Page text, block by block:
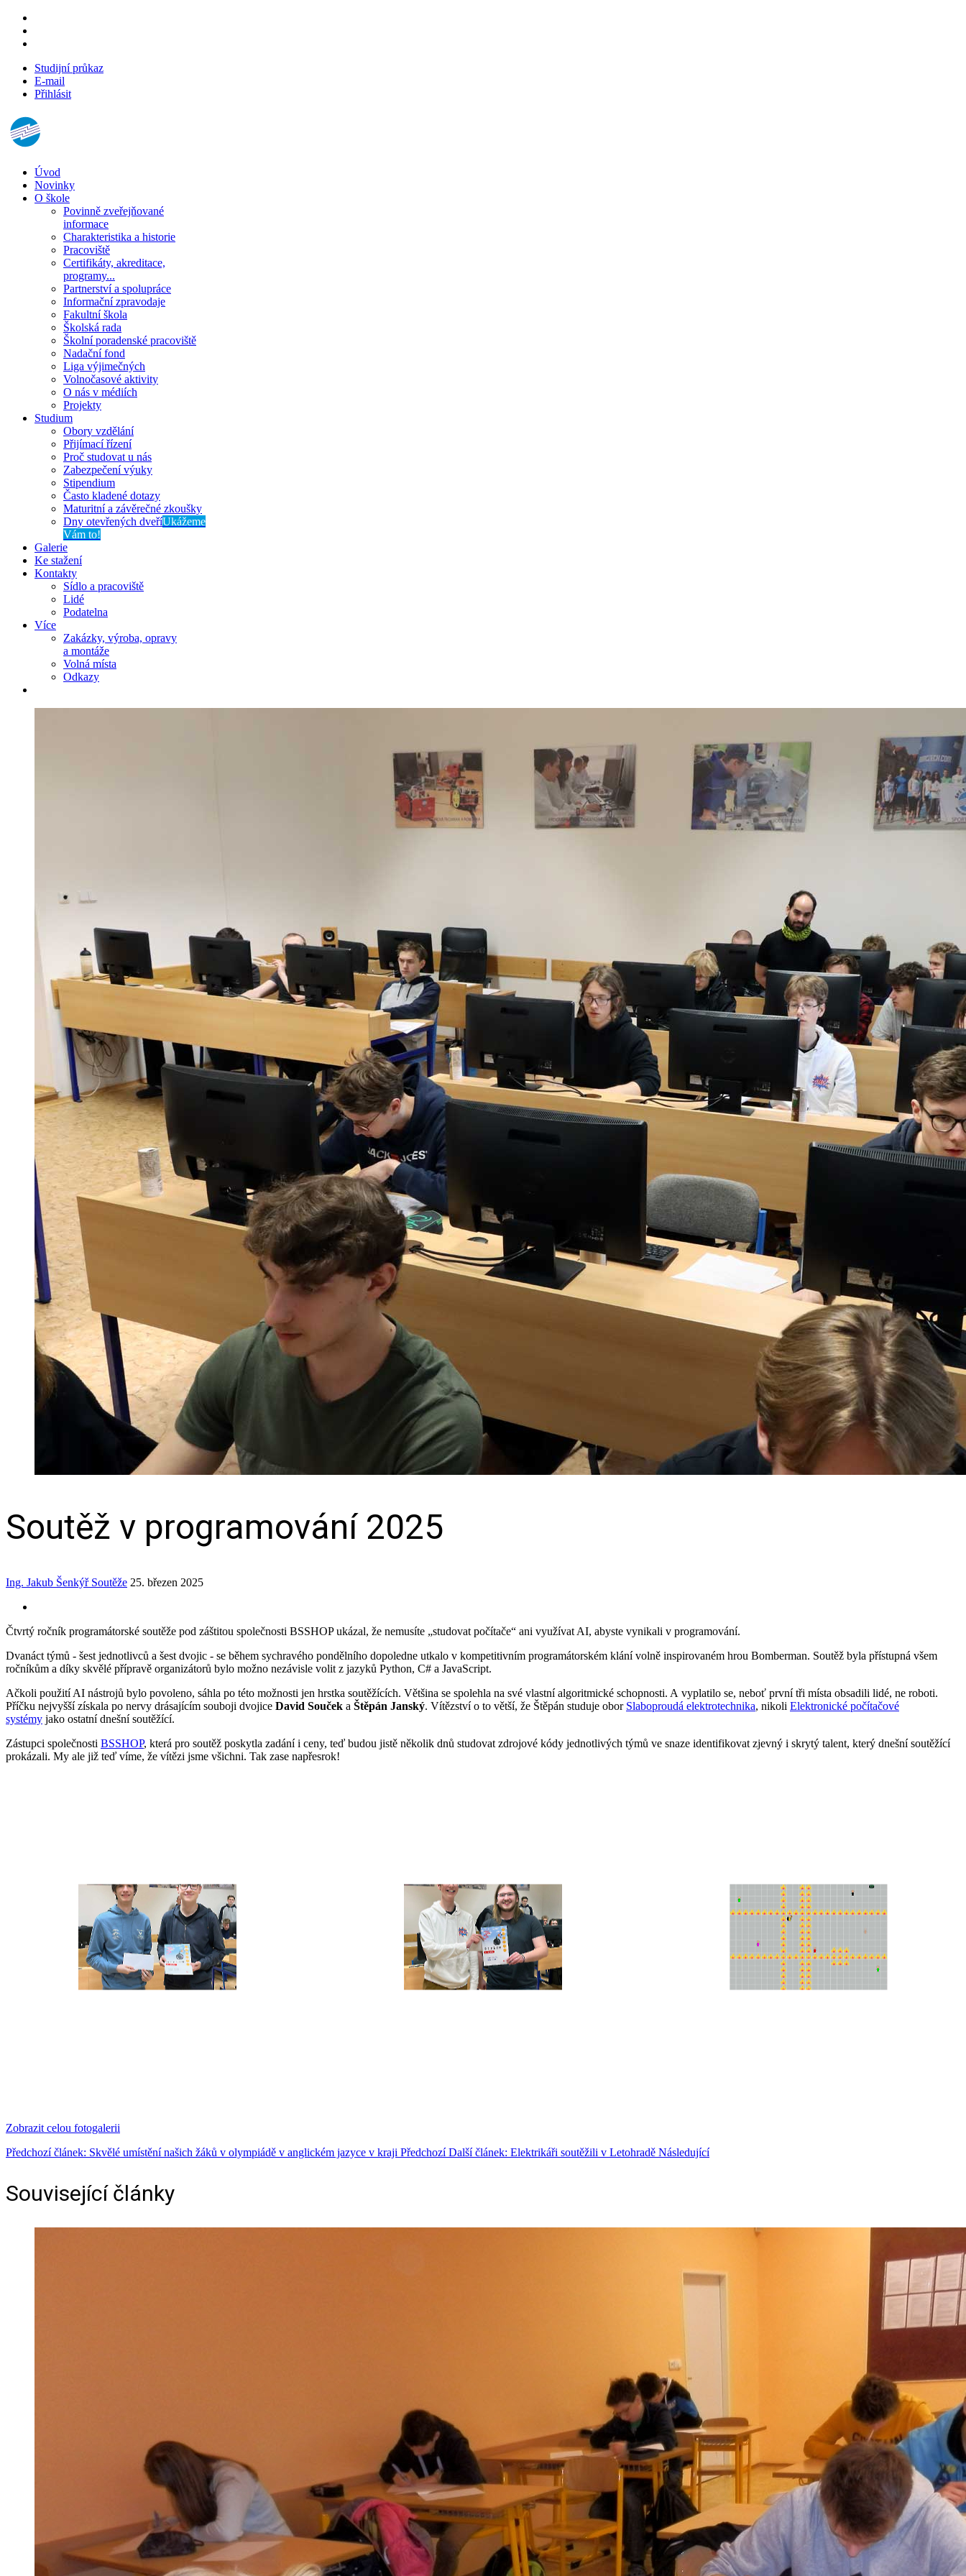
Studijní průkaz
E-mail
Přihlásit
Úvod
Novinky
O škole
Povinně zveřejňované
informace
Charakteristika a historie
Pracoviště
Certifikáty, akreditace,
programy...
Partnerství a spolupráce
Informační zpravodaje
Fakultní škola
Školská rada
Školní poradenské pracoviště
Nadační fond
Liga výjimečných
Volnočasové aktivity
O nás v médiích
Projekty
Studium
Obory vzdělání
Přijímací řízení
Proč studovat u nás
Zabezpečení výuky
Stipendium
Často kladené dotazy
Maturitní a závěrečné zkoušky
Dny otevřených dveříUkážeme
Vám to!
Galerie
Ke stažení
Kontakty
Sídlo a pracoviště
Lidé
Podatelna
Více
Zakázky, výroba, opravy
a montáže
Volná místa
Odkazy
Soutěž v programování 2025
Ing. Jakub Šenkýř Soutěže 25. březen 2025
Čtvrtý ročník programátorské soutěže pod záštitou společnosti BSSHOP ukázal, že nemusíte „studovat počítače“ ani využívat AI, abyste vynikali v programování.
Dvanáct týmů ‑ šest jednotlivců a šest dvojic ‑ se během sychravého pondělního dopoledne utkalo v kompetitivním programátorském klání volně inspirovaném hrou Bomberman. Soutěž byla přístupná všem
ročníkům a díky skvělé přípravě organizátorů bylo možno nezávisle volit z jazyků Python, C# a JavaScript.
Ačkoli použití AI nástrojů bylo povoleno, sáhla po této možnosti jen hrstka soutěžících. Většina se spolehla na své vlastní algoritmické schopnosti. A vyplatilo se, neboť první tři místa obsadili lidé, ne roboti.
Příčku nejvyšší získala po nervy drásajícím souboji dvojice David Souček a Štěpán Janský. Vítězství o to větší, že Štěpán studuje obor Slaboproudá elektrotechnika, nikoli Elektronické počítačové
systémy jako ostatní dnešní soutěžící.
Zástupci společnosti BSSHOP, která pro soutěž poskytla zadání i ceny, teď budou jistě několik dnů studovat zdrojové kódy jednotlivých týmů ve snaze identifikovat zjevný i skrytý talent, který dnešní soutěžící
prokázali. My ale již teď víme, že vítězi jsme všichni. Tak zase napřesrok!
Zobrazit celou fotogalerii
Předchozí článek: Skvělé umístění našich žáků v olympiádě v anglickém jazyce v kraji Předchozí Další článek: Elektrikáři soutěžili v Letohradě Následující
Související články